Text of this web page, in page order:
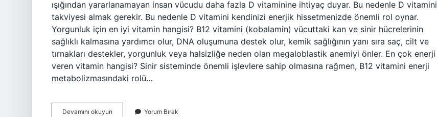
ışığından yararlanamayan insan vücudu daha fazla D vitaminine ihtiyaç duyar. Bu nedenle D vitamini
takviyesi almak gerekir. Bu nedenle D vitamini kendinizi enerjik hissetmenizde önemli rol oynar.
Yorgunluk için en iyi vitamin hangisi? B12 vitamini (kobalamin) vücuttaki kan ve sinir hücrelerinin
sağlıklı kalmasına yardımcı olur, DNA oluşumuna destek olur, kemik sağlığının yanı sıra saç, cilt ve
tırnakları destekler, yorgunluk veya halsizliğe neden olan megaloblastik anemiyi önler. En çok enerji
veren vitamin hangisi? Sinir sisteminde önemli işlevlere sahip olmasına rağmen, B12 vitamini enerji
metabolizmasındaki rolü…
Devamını okuyun Yorum Bırak